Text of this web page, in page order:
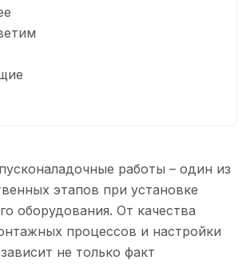
работы – один из
этапов при установке
оборудования. От качества
процессов и настройки
не только факт